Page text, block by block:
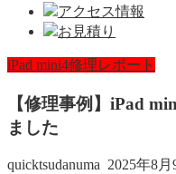
アクセス情報
お見積り
iPad mini4修理レポート
【修理事例】iPad
ました
quicktsudanuma 2025年8月